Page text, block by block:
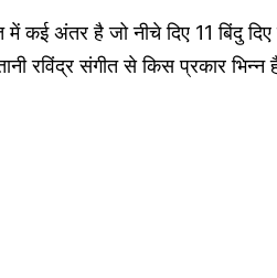
में कई अंतर है जो नीचे दिए 11 बिंदु
रविंद्र संगीत से किस प्रकार भिन्न